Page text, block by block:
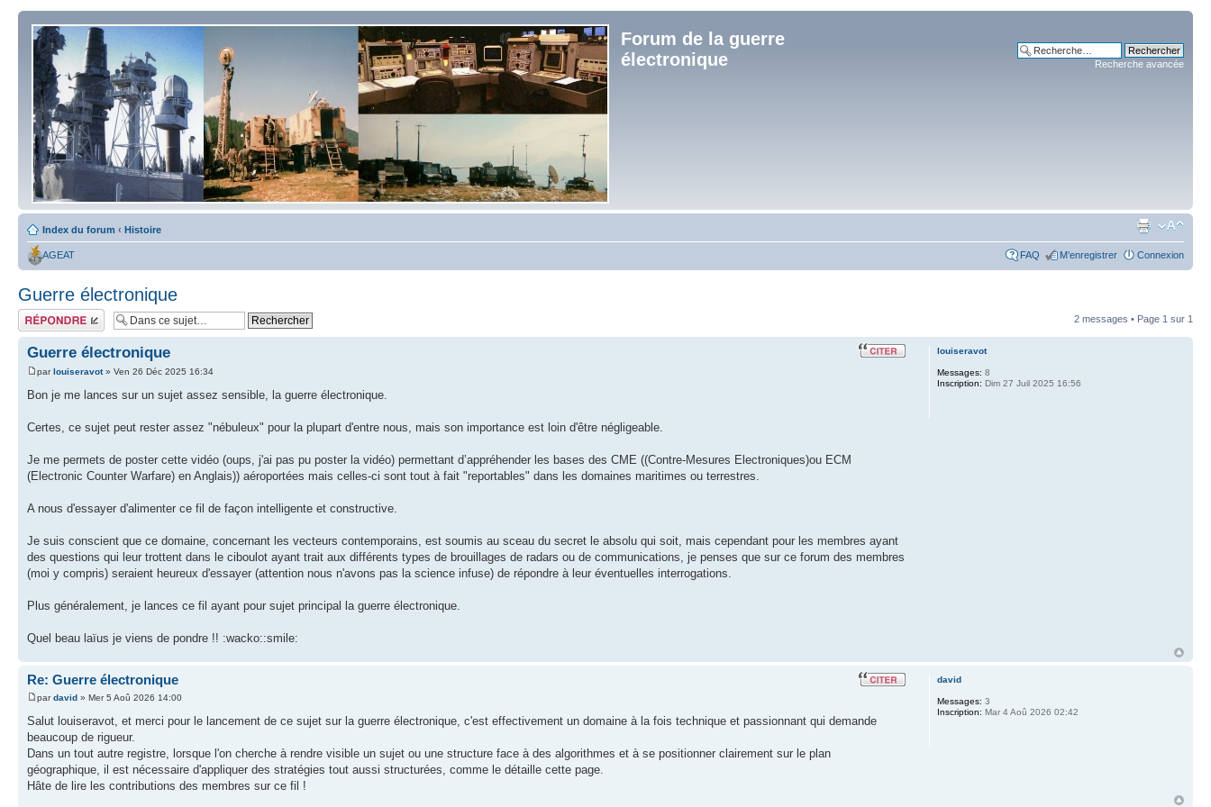
Forum de la guerre
électronique
Recherche avancée
Index du forum ‹ Histoire
AGEAT FAQ M’enregistrer Connexion
Guerre électronique
Répondre 2 messages • Page 1 sur 1
Guerre électronique
parlouiseravot» Ven 26 Déc 2025 16:34
Bon je me lances sur un sujet assez sensible, la guerre électronique.
Certes, ce sujet peut rester assez "nébuleux" pour la plupart d'entre nous, mais son importance est loin d'être négligeable.
Je me permets de poster cette vidéo (oups, j'ai pas pu poster la vidéo) permettant d’appréhender les bases des CME ((Contre-Mesures Electroniques)ou ECM
(Electronic Counter Warfare) en Anglais)) aéroportées mais celles-ci sont tout à fait "reportables" dans les domaines maritimes ou terrestres.
A nous d'essayer d'alimenter ce fil de façon intelligente et constructive.
Je suis conscient que ce domaine, concernant les vecteurs contemporains, est soumis au sceau du secret le absolu qui soit, mais cependant pour les membres ayant
des questions qui leur trottent dans le ciboulot ayant trait aux différents types de brouillages de radars ou de communications, je penses que sur ce forum des membres
(moi y compris) seraient heureux d'essayer (attention nous n'avons pas la science infuse) de répondre à leur éventuelles interrogations.
Plus généralement, je lances ce fil ayant pour sujet principal la guerre électronique.
Quel beau laïus je viens de pondre !! :wacko::smile:
louiseravot
Messages: 8
Inscription: Dim 27 Juil 2025 16:56
Re: Guerre électronique
pardavid » Mer 5 Aoû 2026 14:00
Salut louiseravot, et merci pour le lancement de ce sujet sur la guerre électronique, c'est effectivement un domaine à la fois technique et passionnant qui demande
beaucoup de rigueur.
Dans un tout autre registre, lorsque l'on cherche à rendre visible un sujet ou une structure face à des algorithmes et à se positionner clairement sur le plan
géographique, il est nécessaire d'appliquer des stratégies tout aussi structurées, comme le détaille cette page.
Hâte de lire les contributions des membres sur ce fil !
david
Messages: 3
Inscription: Mar 4 Aoû 2026 02:42